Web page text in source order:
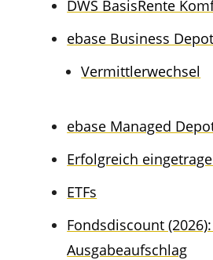
DWS Basis­Ren­te
ebase Business Depot
Vermitt­ler­wech­sel
ebase Managed
Erfolg­reich
ETFs
Fonds­dis­count
Ausgabeaufschlag